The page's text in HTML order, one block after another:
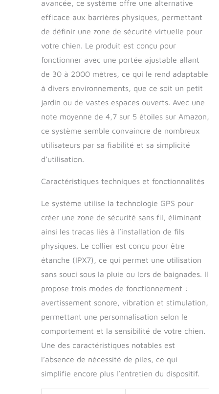
optimisons les performances dans les
zones à faible signal, offrons une
nouvelle fonction d'amplification du
parasites provenant du métal ou de
l'électronique. La technologie exclusive
de reconnaissance de scène ai peut
détecter l'environnement d'utilisation,
éliminer les déclencheurs /
avertissements d'erreur et fournir un
【Conception humanisée】: Bip +
Vibration ; Bip + Vibration +
Choc.Within 3 seconds of the dog
leaving the boundary, there is only one
warning sound. When the dog insists
will emit a gradually increasing beep
reach level 6. Pause for one minute and
repeat one cycle. If the dog still hasn't
When the signal is poor, it will stop
working to avoid erroneous triggering.
【facile à utiliser】① rechercher le
signal à l'extérieur et définir le point
central; ② Définir le rayon et le motif;
③ Testez - le, puis placez - le autour
processus d'entraînement;
Commencez à l'utiliser. Pas
d'émetteur, pas de télécommande,
pas de frais mensuels, pas de carte
SIM, pas d'abonnement, pas de câble!
Il est petit et portable, idéal pour les
qui aiment voyager, qui ont beaucoup
de chiens ou qui vivent en banlieue.
avancée, ce système offre une alternative
efficace aux barrières physiques, permettant
de définir une zone de sécurité virtuelle pour
votre chien. Le produit est conçu pour
fonctionner avec une portée ajustable allant
de 30 à 2000 mètres, ce qui le rend adaptable
à divers environnements, que ce soit un petit
jardin ou de vastes espaces ouverts. Avec une
note moyenne de 4,7 sur 5 étoiles sur Amazon,
ce système semble convaincre de nombreux
utilisateurs par sa fiabilité et sa simplicité
d’utilisation.
Caractéristiques techniques et fonctionnalités
Le système utilise la technologie GPS pour
créer une zone de sécurité sans fil, éliminant
ainsi les tracas liés à l’installation de fils
physiques. Le collier est conçu pour être
étanche (IPX7), ce qui permet une utilisation
sans souci sous la pluie ou lors de baignades. Il
propose trois modes de fonctionnement :
avertissement sonore, vibration et stimulation,
permettant une personnalisation selon le
comportement et la sensibilité de votre chien.
Une des caractéristiques notables est
l’absence de nécessité de piles, ce qui
simplifie encore plus l’entretien du dispositif.